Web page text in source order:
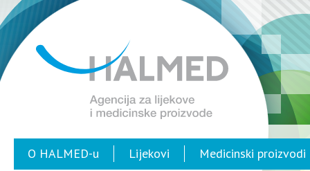
O HALMED-u Lijekovi Medicinski proizvodi